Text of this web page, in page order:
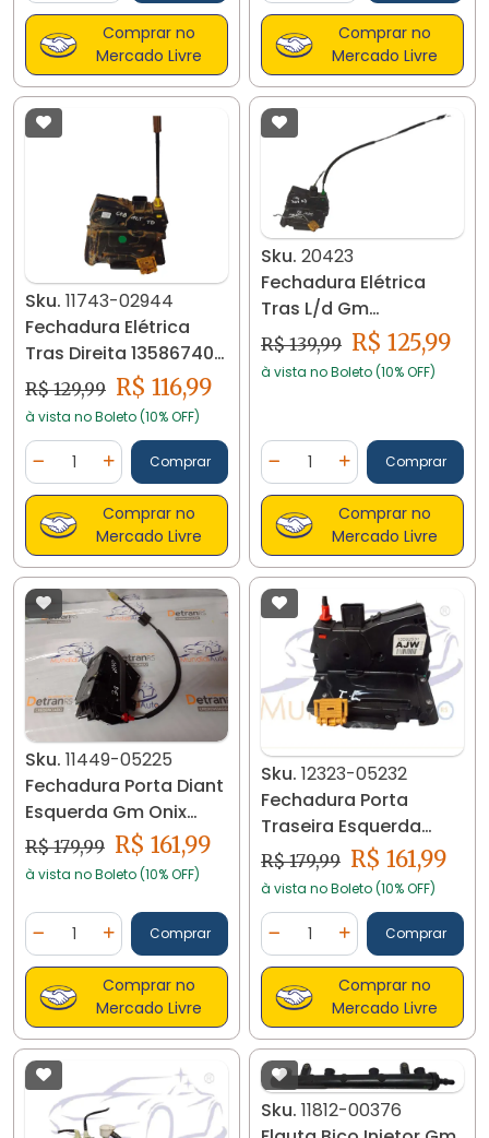
Comprar no
Mercado Livre
Comprar no
Mercado Livre
Sku. 11743-02944
Fechadura Elétrica
Tras Direita 13586740
Gm Cobalt 11743
R$ 129,99 R$ 116,99
à vista no Boleto (10% OFF)
Diminuir Quantidade
Quantidade
Adicionar Quantidade
Comprar
Comprar no
Mercado Livre
Sku. 20423
Fechadura Elétrica
Tras L/d Gm
Cobalt/onix/prisma
20423
R$ 139,99 R$ 125,99
à vista no Boleto (10% OFF)
Diminuir Quantidade
Quantidade
AdicionarComprar
Comprar no
Mercado Livre
Sku. 11449-05225
Fechadura Porta Diant
Esquerda Gm Onix
Cobalt 13518380 11449
R$ 179,99 R$ 161,99
à vista no Boleto (10% OFF)
Diminuir Quantidade
Quantidade
Adicionar Quantidade
Comprar
Comprar no
Mercado Livre
Sku. 12323-05232
Fechadura Porta
Traseira Esquerda
Cobalt Onix 3031615
12323
R$ 179,99 R$ 161,99
à vista no Boleto (10% OFF)
Diminuir Quantidade
Quantidade
AdicionarComprar
Comprar no
Mercado Livre
Sku. 11812-00376